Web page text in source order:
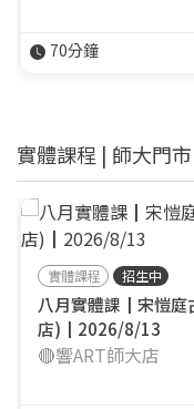
70分鐘
實體課程 | 師大門市
實體課程 招生中
八月實體課┃宋愷庭
店)┃2026/8/13
🔴響ART師大店